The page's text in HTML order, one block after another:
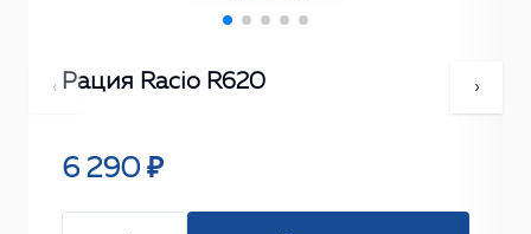
Рация Racio R620
6 290 ₽
‹ ›